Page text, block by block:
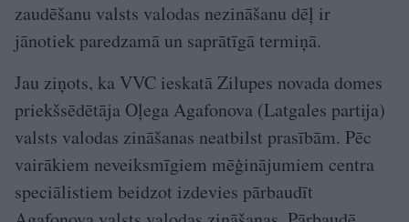
zaudēšanu valsts valodas nezināšanu dēļ ir
jānotiek paredzamā un saprātīgā termiņā.
Jau ziņots, ka VVC ieskatā Zilupes novada domes
priekšsēdētāja Oļega Agafonova (Latgales partija)
valsts valodas zināšanas neatbilst prasībām. Pēc
vairākiem neveiksmīgiem mēģinājumiem centra
speciālistiem beidzot izdevies pārbaudīt